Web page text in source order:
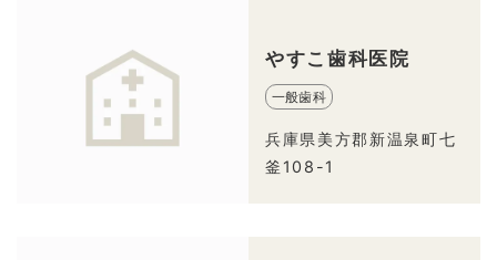
やすこ歯科医院
一般歯科
兵庫県美方郡新温泉町七
釜108-1